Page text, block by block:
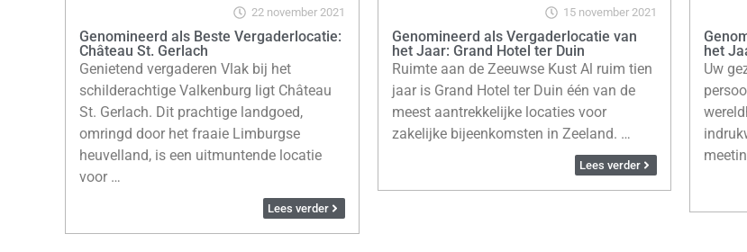
22 november 2021
Genomineerd als Beste Vergaderlocatie:
Château St. Gerlach
Genietend vergaderen Vlak bij het
schilderachtige Valkenburg ligt Château
St. Gerlach. Dit prachtige landgoed,
omringd door het fraaie Limburgse
heuvelland, is een uitmuntende locatie
voor …
Lees verder
15 november 2021
Genomineerd als Vergaderlocatie van
het Jaar: Grand Hotel ter Duin
Ruimte aan de Zeeuwse Kust Al ruim tien
jaar is Grand Hotel ter Duin één van de
meest aantrekkelijke locaties voor
zakelijke bijeenkomsten in Zeeland. …
Lees verder
het
Uw